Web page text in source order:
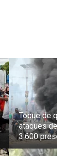
Toque de
ataques
3.600